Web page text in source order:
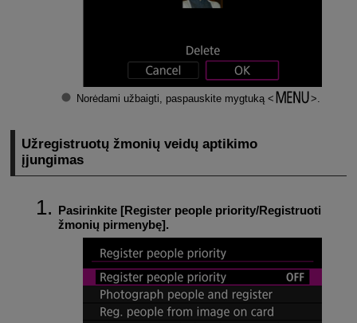
Norėdami užbaigti, paspauskite mygtuką .
Užregistruotų žmonių veidų aptikimo
įjungimas
Pasirinkite [Register people priority/Registruoti
žmonių pirmenybę].